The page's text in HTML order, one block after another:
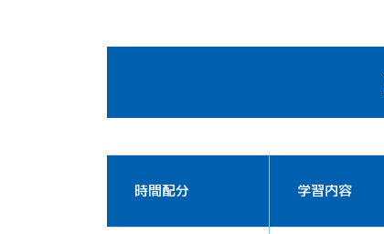
時間配分 学習内容